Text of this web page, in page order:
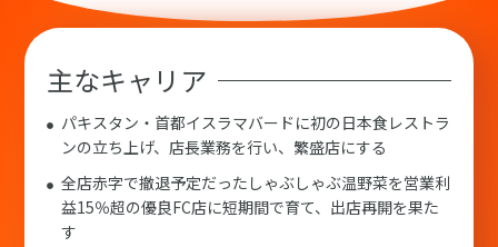
主なキャリア
パキスタン・首都イスラマバードに初の日本食レストラ
ンの立ち上げ、店長業務を行い、繁盛店にする
全店赤字で撤退予定だったしゃぶしゃぶ温野菜を営業利
益15％超の優良FC店に短期間で育て、出店再開を果た
す